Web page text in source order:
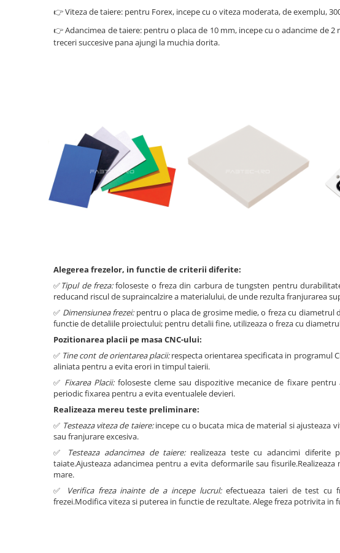
Placi de carton
Carton Duplex
Placi Spuma / Polistiren
Produse FabTech
👉 Viteza de taiere: pentru Forex, incepe cu o viteza moderata, de exemplu,
👉 Adancimea de taiere: pentru o placa de 10 mm, incepe cu o adancime de
treceri succesive pana ajungi la muchia dorita.
Alegerea frezelor, in functie de criterii diferite:
✅Tipul de freza:foloseste o freza din carbura de tungsten pentru
reducand riscul de supraincalzire a materialului, de unde rezulta franjurarea
✅ Dimensiunea frezei:pentru o placa de grosime medie, o freza cu diametrul
functie de detaliile proiectului; pentru detalii fine, utilizeaza o freza cu
Pozitionarea placii pe masa CNC-ului:
✅ Tine cont de orientarea placii:respecta orientarea specificata in programul
aliniata pentru a evita erori in timpul taierii.
✅ Fixarea Placii:foloseste cleme sau dispozitive mecanice de fixare
periodic fixarea pentru a evita eventualele devieri.
Realizeaza mereu teste preliminare:
✅ Testeaza viteza de taiere:incepe cu o bucata mica de material si ajusteaza
sau franjurare excesiva.
✅ Testeaza adancimea de taiere:realizeaza teste cu adancimi diferite
taiate.Ajusteaza adancimea pentru a evita deformarile sau
mare.
✅
Verifica freza inainte de a incepe lucrul:efectueaza taieri de test cu
frezei.Modifica viteza si puterea in functie de rezultate. Alege freza potrivita in